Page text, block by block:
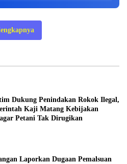
Dukung Penindakan Rokok Ilegal,
Kaji Matang Kebijakan
Petani Tak Dirugikan
Laporkan Dugaan Pemalsuan